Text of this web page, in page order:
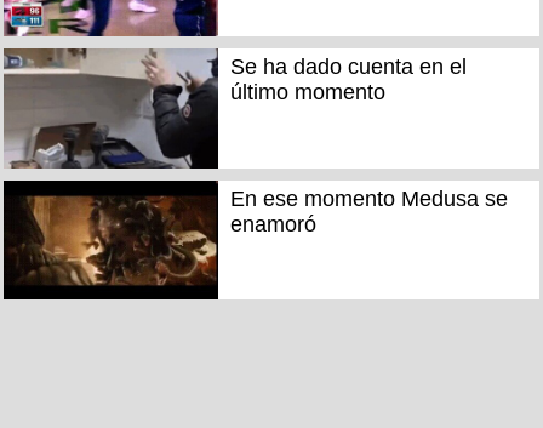
Se ha dado cuenta en el
último momento
En ese momento Medusa se
enamoró